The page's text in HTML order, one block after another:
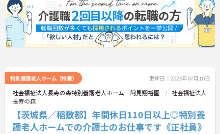
特別養護老人ホーム（特養） 更新日：2026年07月10日
社会福祉法人長寿の森特別養護老人ホーム 阿見翔裕園
社会福祉法人
長寿の森
【茨城県／稲敷郡】年間休日110日以上◎特別養
護老人ホームでの介護士のお仕事です《正社員》